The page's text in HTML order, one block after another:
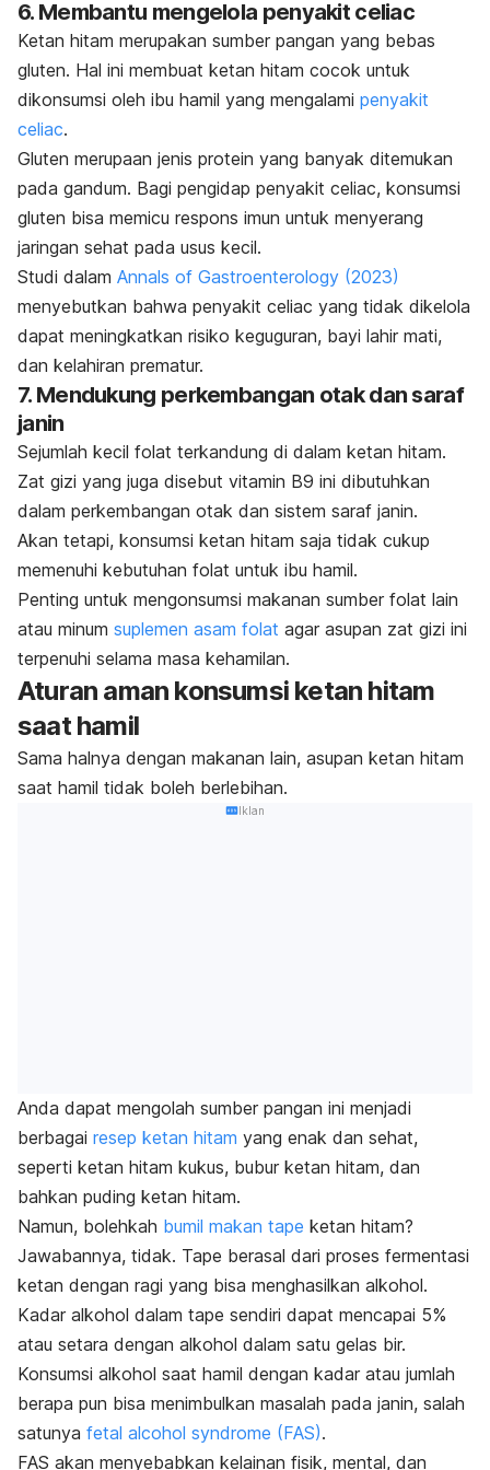
6. Membantu mengelola penyakit celiac
Ketan hitam merupakan sumber pangan yang bebas
gluten. Hal ini membuat ketan hitam cocok untuk
dikonsumsi oleh ibu hamil yang mengalami penyakit
celiac.
Gluten merupaan jenis protein yang banyak ditemukan
pada gandum. Bagi pengidap penyakit celiac, konsumsi
gluten bisa memicu respons imun untuk menyerang
jaringan sehat pada usus kecil.
Studi dalam Annals of Gastroenterology (2023)
menyebutkan bahwa penyakit celiac yang tidak dikelola
dapat meningkatkan risiko keguguran, bayi lahir mati,
dan kelahiran prematur.
7. Mendukung perkembangan otak dan saraf
janin
Sejumlah kecil folat terkandung di dalam ketan hitam.
Zat gizi yang juga disebut vitamin B9 ini dibutuhkan
dalam perkembangan otak dan sistem saraf janin.
Akan tetapi, konsumsi ketan hitam saja tidak cukup
memenuhi kebutuhan folat untuk ibu hamil.
Penting untuk mengonsumsi makanan sumber folat lain
atau minum suplemen asam folat agar asupan zat gizi ini
terpenuhi selama masa kehamilan.
Aturan aman konsumsi ketan hitam
saat hamil
Sama halnya dengan makanan lain, asupan ketan hitam
saat hamil tidak boleh berlebihan.
Iklan
Anda dapat mengolah sumber pangan ini menjadi
berbagai resep ketan hitam yang enak dan sehat,
seperti ketan hitam kukus, bubur ketan hitam, dan
bahkan puding ketan hitam.
Namun, bolehkah bumil makan tape ketan hitam?
Jawabannya, tidak. Tape berasal dari proses fermentasi
ketan dengan ragi yang bisa menghasilkan alkohol.
Kadar alkohol dalam tape sendiri dapat mencapai 5%
atau setara dengan alkohol dalam satu gelas bir.
Konsumsi alkohol saat hamil dengan kadar atau jumlah
berapa pun bisa menimbulkan masalah pada janin, salah
satunya fetal alcohol syndrome (FAS).
FAS akan menyebabkan kelainan fisik, mental, dan